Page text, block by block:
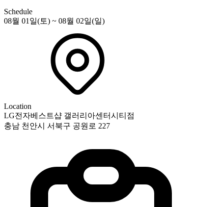
Schedule
08월 01일(토) ~ 08월 02일(일)
Location
LG전자베스트샵 갤러리아센터시티점
충남 천안시 서북구 공원로 227